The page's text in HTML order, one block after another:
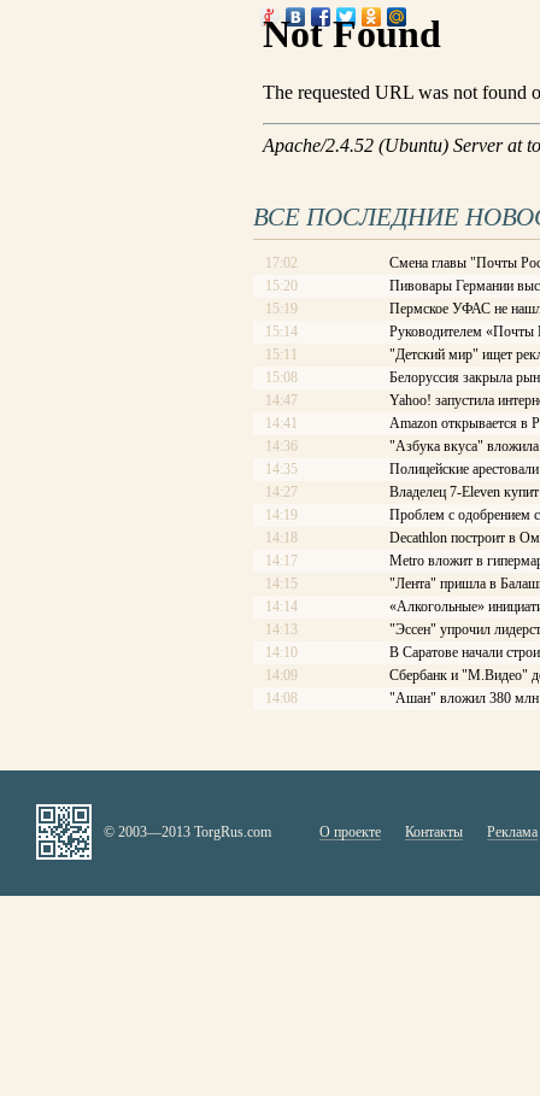
ВСЕ ПОСЛЕДНИЕ
17:02
Смена главы "Почты
15:20
Пивовары Германии
15:19
Пермское УФАС не
15:14
Руководителем «Почты
15:11
"Детский мир" ищет
15:08
Белоруссия закрыла
14:47
Yahoo! запустила
14:41
Amazon открывается в
14:36
"Азбука вкуса"
14:35
Полицейские
14:27
Владелец 7-Eleven
14:19
Проблем с одобрением
14:18
Decathlon построит в
14:17
Меtrо вложит в
14:15
"Лента" пришла в
14:14
«Алкогольные»
14:13
"Эссен" упрочил
14:10
В Саратове начали
14:09
Сбербанк и "М.Видео"
14:08
"Ашан" вложил 380 млн
© 2003—2013 TorgRus.com О проекте Контакты Реклама